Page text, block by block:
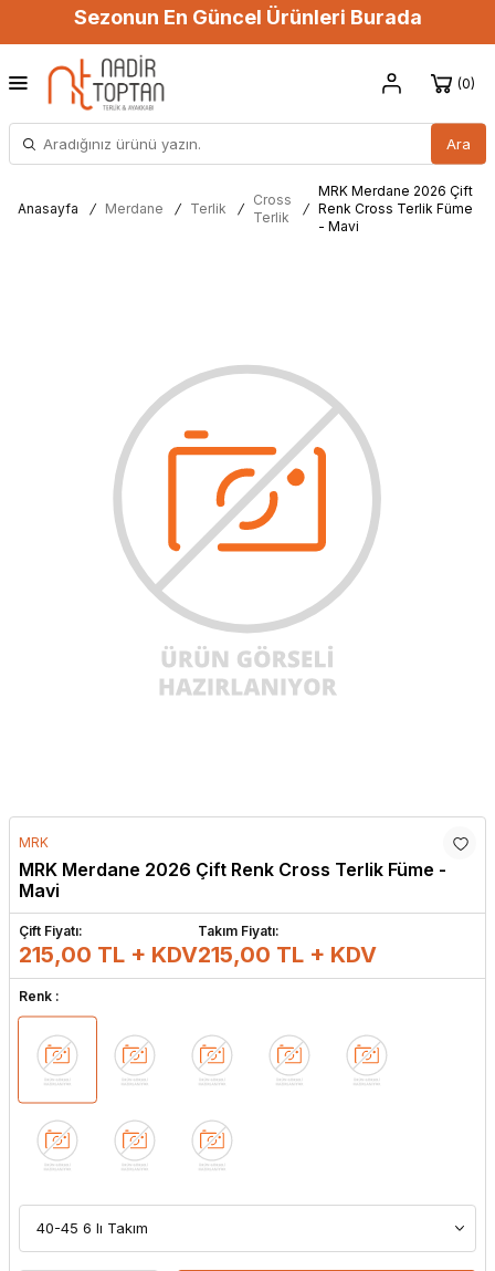
Sezonun En Güncel Ürünleri Burada
Ara
0
Anasayfa / Merdane / Terlik /
Cross
Terlik
/
MRK Merdane 2026 Çift
Renk Cross Terlik Füme
- Mavi
MRK
MRK Merdane 2026 Çift Renk Cross Terlik Füme -
Mavi
Çift Fiyatı:
215,00 TL + KDV
Takım Fiyatı:
215,00 TL + KDV
Renk :